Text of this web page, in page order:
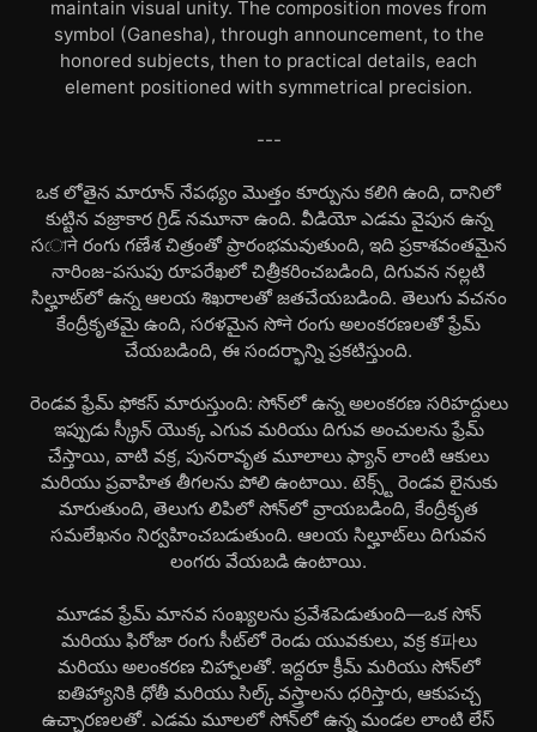
maintain visual unity. The composition moves from
symbol (Ganesha), through announcement, to the
honored subjects, then to practical details, each
element positioned with symmetrical precision.
---
ఒక లోతైన మారూన్ నేపథ్యం మొత్తం కూర్పును కలిగి ఉంది, దానిలో
కుట్టిన వజ్రాకార గ్రిడ్ నమూనా ఉంది. వీడియో ఎడమ వైపున ఉన్న
సোने రంగు గణేశ చిత్రంతో ప్రారంభమవుతుంది, ఇది ప్రకాశవంతమైన
నారింజ-పసుపు రూపరేఖలో చిత్రీకరించబడింది, దిగువన నల్లటి
సిల్హూట్‌లో ఉన్న ఆలయ శిఖరాలతో జతచేయబడింది. తెలుగు వచనం
కేంద్రీకృతమై ఉంది, సరళమైన సోने రంగు అలంకరణలతో ఫ్రేమ్
చేయబడింది, ఈ సందర్భాన్ని ప్రకటిస్తుంది.
రెండవ ఫ్రేమ్ ఫోకస్ మారుస్తుంది: సోన్‌లో ఉన్న అలంకరణ సరిహద్దులు
ఇప్పుడు స్క్రీన్ యొక్క ఎగువ మరియు దిగువ అంచులను ఫ్రేమ్
చేస్తాయి, వాటి వక్ర, పునరావృత మూలాలు ఫ్యాన్ లాంటి ఆకులు
మరియు ప్రవాహిత తీగలను పోలి ఉంటాయి. టెక్స్ట్ రెండవ లైనుకు
మారుతుంది, తెలుగు లిపిలో సోన్‌లో వ్రాయబడింది, కేంద్రీకృత
సమలేఖనం నిర్వహించబడుతుంది. ఆలయ సిల్హూట్‌లు దిగువన
లంగరు వేయబడి ఉంటాయి.
మూడవ ఫ్రేమ్ మానవ సంఖ్యలను ప్రవేశపెడుతుంది—ఒక సోన్
మరియు ఫిరోజా రంగు సీట్‌లో రెండు యువకులు, వక్ర క파లు
మరియు అలంకరణ చిహ్నాలతో. ఇద్దరూ క్రీమ్ మరియు సోన్‌లో
ఐతిహ్యానికి ధోతీ మరియు సిల్క్ వస్త్రాలను ధరిస్తారు, ఆకుపచ్చ
ఉచ్చారణలతో. ఎడమ మూలలో సోన్‌లో ఉన్న మండల లాంటి లేస్